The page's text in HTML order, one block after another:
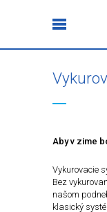
Aby v zime
Vykurovacie
Bez
našom
klasický